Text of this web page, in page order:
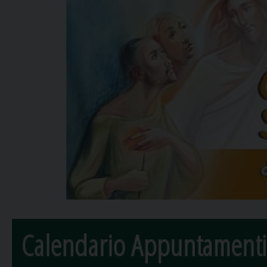
Calendario Appuntamenti